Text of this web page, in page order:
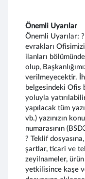
Önemli Uyarılar
Önemli Uyarılar:
evrakları
ilanları
olup,
verilmeyecektir.
belgesindeki Ofis
yoluyla
yapılacak tüm
vb.) yazınızın
numarasının
? Teklif
şartlar, ticari ve
zeyilnameler,
yetkilisince kaşe